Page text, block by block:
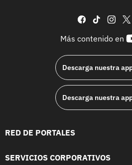
facebook
tiktok
Más contenido en
Descarga nuestra
Descarga nuestra
RED DE PORTALES
SERVICIOS CORPORATIVOS